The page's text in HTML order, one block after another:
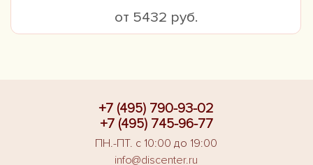
от 5432 руб.
+7 (495) 790-93-02
+7 (495) 745-96-77
ПН.-ПТ. с 10:00 до 19:00
info@discenter.ru